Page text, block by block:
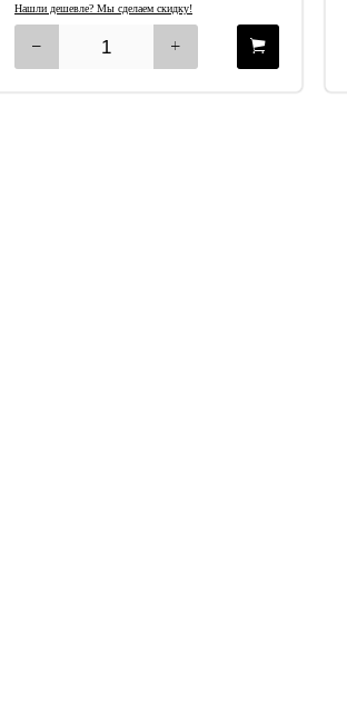
Нашли дешевле? Мы сделаем скидку!